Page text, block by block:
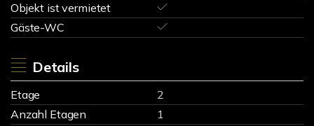
Objekt ist vermietet
Gäste-WC
Details
Etage
2
Anzahl Etagen
1